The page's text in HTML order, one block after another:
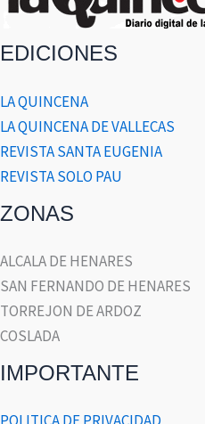
EDICIONES
LA QUINCENA
LA QUINCENA DE VALLECAS
REVISTA SANTA EUGENIA
REVISTA SOLO PAU
ZONAS
ALCALA DE HENARES
SAN FERNANDO DE HENARES
TORREJON DE ARDOZ
COSLADA
IMPORTANTE